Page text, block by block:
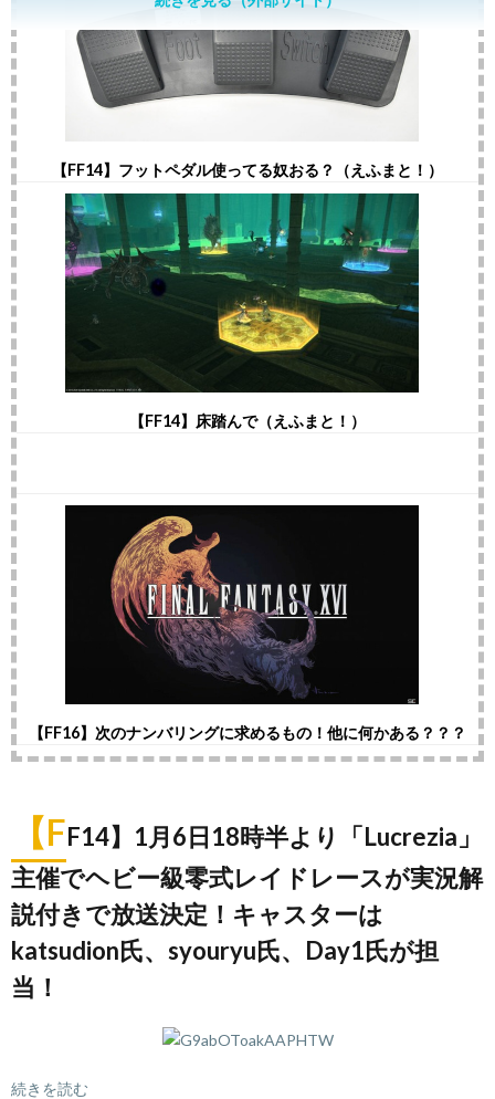
【FF14】フットペダル使ってる奴おる？（えふまと！）
【FF14】床踏んで（えふまと！）
【FF16】次のナンバリングに求めるもの！他に何かある？？？
【FF14】1月6日18時半より「Lucrezia」
主催でヘビー級零式レイドレースが実況解
説付きで放送決定！キャスターは
katsudion氏、syouryu氏、Day1氏が担
当！
続きを読む